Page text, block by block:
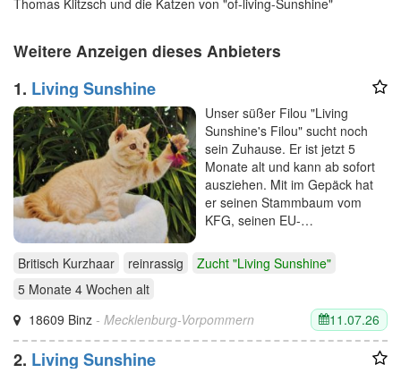
Weitere Anzeigen dieses Anbieters
1. Living Sunshine
Unser süßer Filou "Living
Sunshine's Filou" sucht noch
sein Zuhause. Er ist jetzt 5
Monate alt und kann ab sofort
ausziehen. Mit im Gepäck hat
er seinen Stammbaum vom
KFG, seinen EU-…
Britisch Kurzhaar reinrassig
Zucht "Living Sunshine"
5 Monate 4 Wochen alt
18609 Binz - Mecklenburg-Vorpommern 11.07.26
2. Living Sunshine